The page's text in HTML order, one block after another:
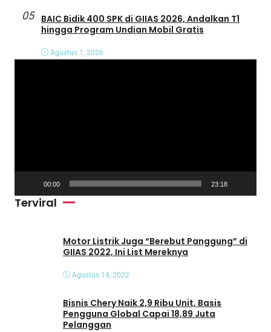
05
BAIC Bidik 400 SPK di GIIAS 2026, Andalkan T1
hingga Program Undian Mobil Gratis
Agustus 1, 2026
d
00:00 23:18
Terviral
Motor Listrik Juga “Berebut Panggung” di
GIIAS 2022, Ini List Mereknya
Agustus 14, 2022
Bisnis Chery Naik 2,9 Ribu Unit, Basis
Pengguna Global Capai 18,89 Juta
Pelanggan